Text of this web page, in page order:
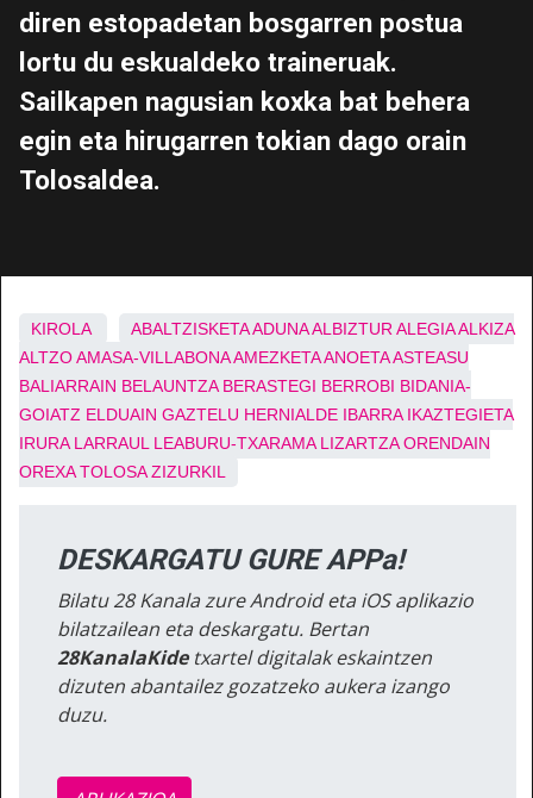
diren estopadetan bosgarren postua
lortu du eskualdeko traineruak.
Sailkapen nagusian koxka bat behera
egin eta hirugarren tokian dago orain
Tolosaldea.
KIROLA ABALTZISKETAADUNAALBIZTUR ALEGIAALKIZA
ALTZOAMASA-VILLABONAAMEZKETAANOETAASTEASU
BALIARRAIN BELAUNTZA BERASTEGI BERROBI BIDANIA-
GOIATZ ELDUAIN GAZTELU HERNIALDE IBARRA IKAZTEGIETA
IRURA LARRAUL LEABURU-TXARAMA LIZARTZA ORENDAIN
OREXA TOLOSA ZIZURKIL
DESKARGATU GURE APPa!
Bilatu 28 Kanala zure Android eta iOS aplikazio
bilatzailean eta deskargatu. Bertan
28KanalaKidetxartel digitalak eskaintzen
dizuten abantailez gozatzeko aukera izango
duzu.